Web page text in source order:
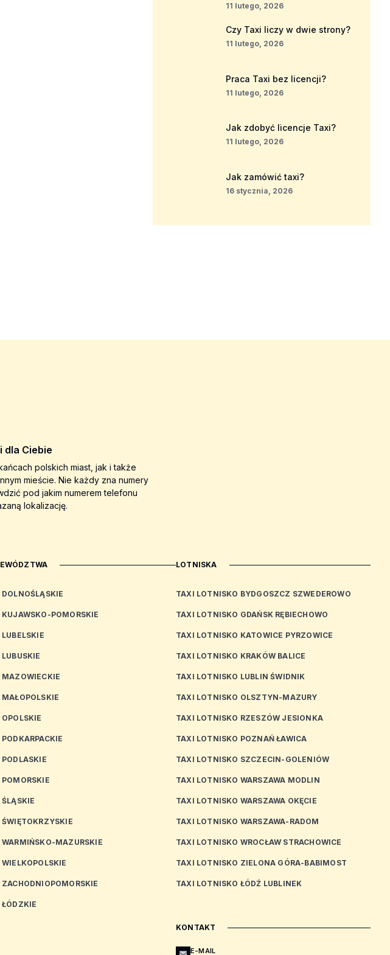
11 lutego, 2026
Czy Taxi liczy w dwie strony?
11 lutego, 2026
Praca Taxi bez licencji?
11 lutego, 2026
Jak zdobyć licencje Taxi?
11 lutego, 2026
Jak zamówić taxi?
16 stycznia, 2026
dla Ciebie
polskich miast, jak i także
mieście. Nie każdy zna numery
pod jakim numerem telefonu
lokalizację.
KUJAWSKO-POMORSKIE
MAZOWIECKIE
WARMIŃSKO-MAZURSKIE
ŁÓDZKIE
LOTNISKA
TAXI LOTNISKO BYDGOSZCZ SZWEDEROWO
TAXI LOTNISKO GDAŃSK RĘBIECHOWO
TAXI LOTNISKO KATOWICE PYRZOWICE
TAXI LOTNISKO KRAKÓW BALICE
TAXI LOTNISKO LUBLIN ŚWIDNIK
TAXI LOTNISKO OLSZTYN-MAZURY
TAXI LOTNISKO RZESZÓW JESIONKA
TAXI LOTNISKO POZNAŃ ŁAWICA
TAXI LOTNISKO SZCZECIN-GOLENIÓW
TAXI LOTNISKO WARSZAWA MODLIN
TAXI LOTNISKO WARSZAWA OKĘCIE
TAXI LOTNISKO WARSZAWA-RADOM
TAXI LOTNISKO WROCŁAW STRACHOWICE
TAXI LOTNISKO ZIELONA GÓRA-BABIMOST
TAXI LOTNISKO ŁÓDŹ LUBLINEK
KONTAKT
E-MAIL